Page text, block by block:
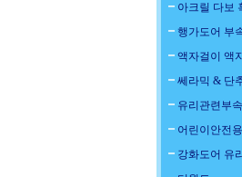
아크릴 다보
행가도어 부
액자걸이 액
쎄라믹 & 단
유리관련부속
어린이안전
강화도어 유